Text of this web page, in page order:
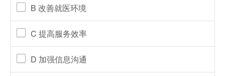
B 改善就医环境
C 提高服务效率
D 加强信息沟通